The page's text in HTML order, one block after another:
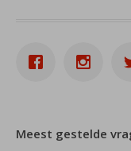
Meest gestelde